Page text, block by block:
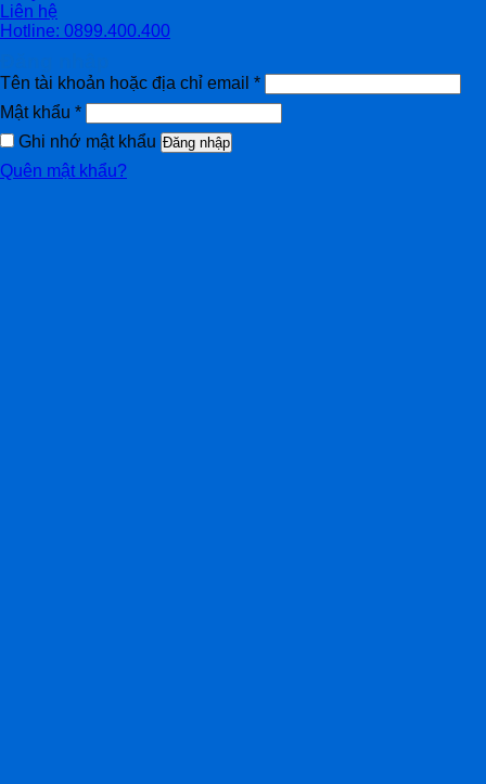
Liên hệ
Hotline: 0899.400.400
Tên tài khoản hoặc địa chỉ email *
Mật khẩu *
Ghi nhớ mật khẩu Đăng nhập
Quên mật khẩu?